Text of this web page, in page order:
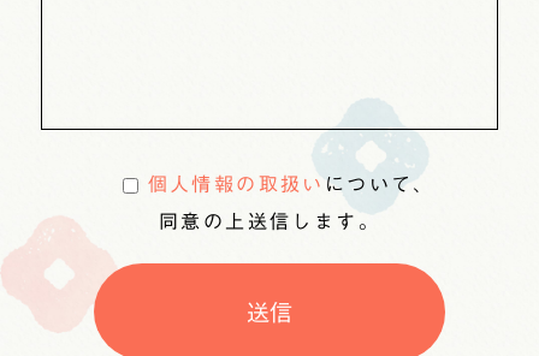
個人情報の取扱いについて、
同意の上送信します。